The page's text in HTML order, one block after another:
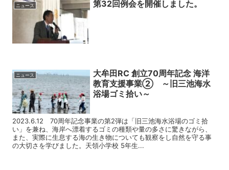
ニュース 第32回例会を開催しました。
ニュース
大牟田RC 創立70周年記念 海洋
教育支援事業② ～旧三池海水
浴場ゴミ拾い～
2023.6.12 70周年記念事業の第2弾は「旧三池海水浴場のゴミ拾
い」を兼ね、海岸へ漂着するゴミの種類や量の多さに驚きながら、
また、実際に生息する海の生き物についても観察をし自然を守る事
の大切さを学びました。天領小学校 5年生...